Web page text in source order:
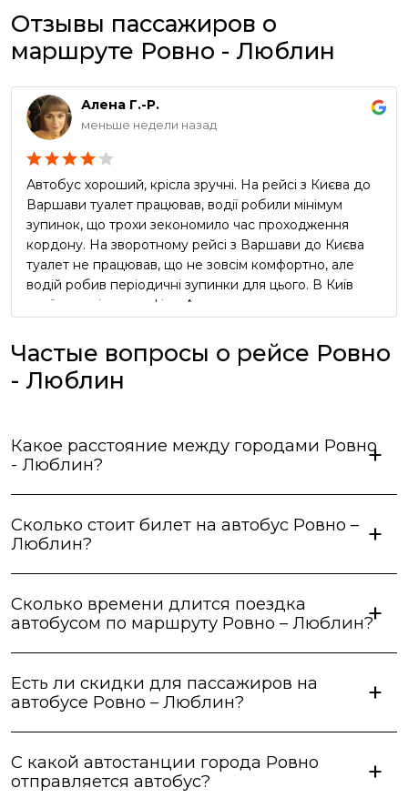
Отзывы пассажиров о
маршруте Ровно - Люблин
Алена Г.-Р.
меньше недели назад
Автобус хороший, крісла зручні. На рейсі з Києва до
Варшави туалет працював, водії робили мінімум
зупинок, що трохи зекономило час проходження
кордону. На зворотному рейсі з Варшави до Києва
туалет не працював, що не зовсім комфортно, але
водій робив періодичні зупинки для цього. В Київ
приїхали згідно графіку. Але реклама про
неправдивою, водії про таке навіть не чули))) Вцілому
сервіс оцінюю як добрий, але не відмінний.
Частые вопросы о рейсе Ровно
- Люблин
Какое расстояние между городами Ровно
- Люблин?
Сколько стоит билет на автобус Ровно –
Люблин?
Сколько времени длится поездка
автобусом по маршруту Ровно – Люблин?
Есть ли скидки для пассажиров на
автобусе Ровно – Люблин?
С какой автостанции города Ровно
отправляется автобус?